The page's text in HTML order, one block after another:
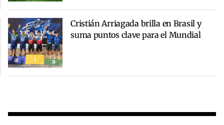
Cristián Arriagada brilla en Brasil y
suma puntos clave para el Mundial